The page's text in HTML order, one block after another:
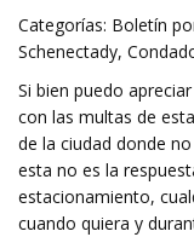
Categorías: Boletín
Schenectady,
Si bien puedo
con las multas de
de la ciudad donde
esta no es la
estacionamiento,
cuando quiera y